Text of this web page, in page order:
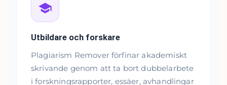
Utbildare och forskare
Plagiarism Remover förfinar akademiskt
skrivande genom att ta bort dubbelarbete
i forskningsrapporter, essäer, avhandlingar